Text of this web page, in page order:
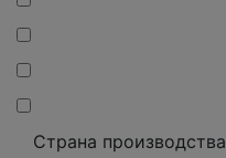
Страна производства